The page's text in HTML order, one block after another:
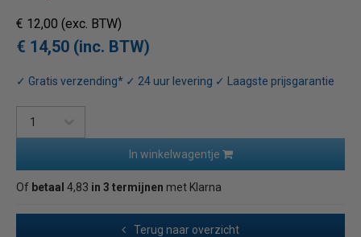
€ 12,00 (exc. BTW)
€ 14,50 (inc. BTW)
✓ Gratis verzending* ✓ 24 uur levering ✓ Laagste prijsgarantie
In winkelwagentje
Of betaal 4,83 in 3 termijnen met Klarna
Terug naar overzicht